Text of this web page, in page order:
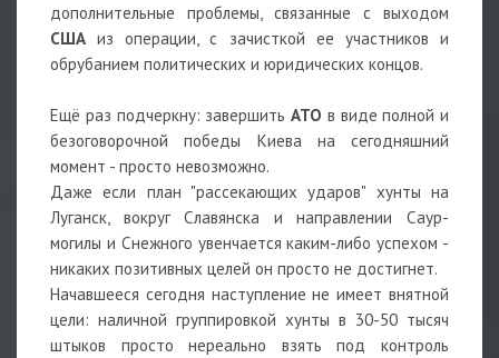
дополнительные проблемы, связанные с выходом
США из операции, с зачисткой ее участников и
обрубанием политических и юридических концов.
Ещё раз подчеркну: завершить АТО в виде полной и
безоговорочной победы Киева на сегодняшний
момент - просто невозможно.
Даже если план "рассекающих ударов" хунты на
Луганск, вокруг Славянска и направлении Саур-
могилы и Снежного увенчается каким-либо успехом -
никаких позитивных целей он просто не достигнет.
Начавшееся сегодня наступление не имеет внятной
цели: наличной группировкой хунты в 30-50 тысяч
штыков просто нереально взять под контроль